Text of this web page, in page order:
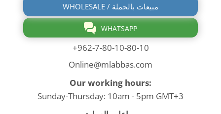
WHOLESALE / مبيعات بالجملة
WHATSAPP
+962-7-80-10-80-10
Online@mlabbas.com
Our working hours:
Sunday-Thursday: 10am - 5pm GMT+3